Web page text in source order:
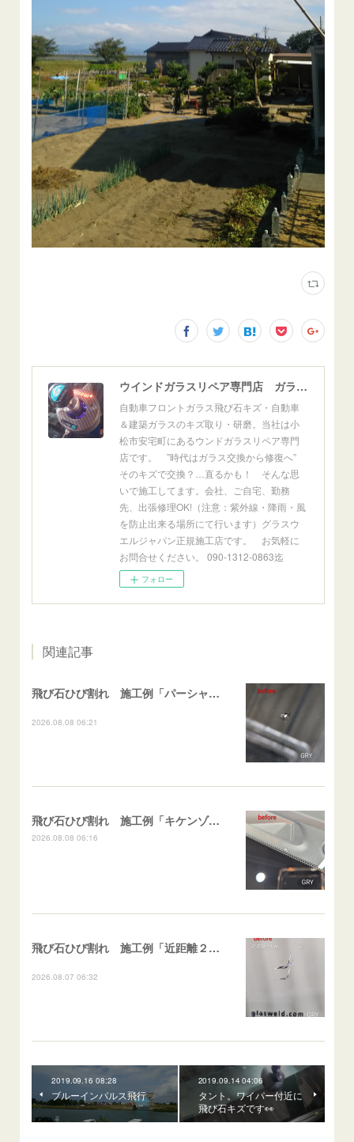
ウインドガラスリペア専門店 ガラスリペア・ヨシダ グラスウェルドジャパン 正規施工店 小松市
自動車フロントガラス飛び石キズ・自動車
＆建築ガラスのキズ取り・研磨。当社は小
松市安宅町にあるウンドガラスリペア専門
店です。 ”時代はガラス交換から修復へ”
そのキズで交換？…直るかも！ そんな思
いで施工してます。会社、ご自宅、勤務
先、出張修理OK!（注意：紫外線・降雨・風
を防止出来る場所にて行います）グラスウ
エルジャパン正規施工店です。 お気軽に
お問合せください。 090-1312-0863迄
フォロー
関連記事
飛び石ひび割れ 施工例「パーシャル系・衝撃点範囲ハマカケ」エスティマ
2026.08.08 06:21
飛び石ひび割れ 施工例「キケンゾーン範囲・ストレートブレイク」フェアレディＺ
2026.08.08 06:16
飛び石ひび割れ 施工例「近距離２箇所・パーシャル系+ストレート系」CX-8
2026.08.07 06:32
2019.09.16 08:28
ブルーインパルス飛行
2019.09.14 04:06
タント。ワイパー付近に
飛び石キズです👀